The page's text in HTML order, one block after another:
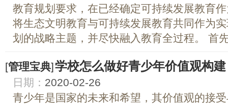
教育规划要求，在已经确定可持续发展教育
将生态文明教育与可持续发展教育共同作为
划的战略主题，并尽快融入教育全过程。 首
[管理宝典]学校怎么做好青少年价值观构建
日期： 2020-02-26
青少年是国家的未来和希望，其价值观的接